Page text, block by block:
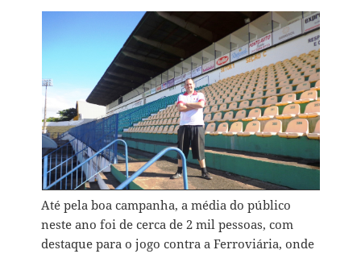
Até pela boa campanha, a média do público
neste ano foi de cerca de 2 mil pessoas, com
destaque para o jogo contra a Ferroviária, onde